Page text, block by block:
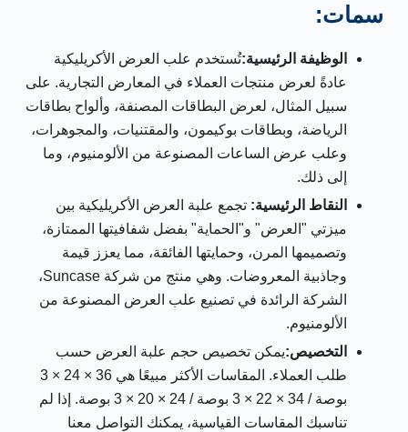
سمات:
الوظيفة الرئيسية:تُستخدم علب العرض الأكريليكية
عادةً لعرض منتجات العملاء في المعارض التجارية. على
سبيل المثال، لعرض البطاقات المصنفة، وألواح بطاقات
الرياضة، وبطاقات بوكيمون، والمقتنيات، والمجوهرات،
وعلب عرض الساعات المصنوعة من الألومنيوم، وما
إلى ذلك.
النقاط الرئيسية: تجمع علبة العرض الأكريليكية بين
ميزتي "العرض" و"الحماية" بفضل شفافيتها الممتازة،
وتصميمها المرن، وحمايتها الفائقة، مما يعزز قيمة
وجاذبية المعروضات. وهي منتج من شركة Suncase،
الشركة الرائدة في تصنيع علب العرض المصنوعة من
الألومنيوم.
التخصيص:يمكن تخصيص حجم علبة العرض حسب
طلب العملاء. المقاسات الأكثر مبيعًا هي 36 × 24 × 3
بوصة / 34 × 22 × 3 بوصة / 24 × 20 × 3 بوصة. إذا لم
تناسبك المقاسات القياسية، يمكنك التواصل معنا